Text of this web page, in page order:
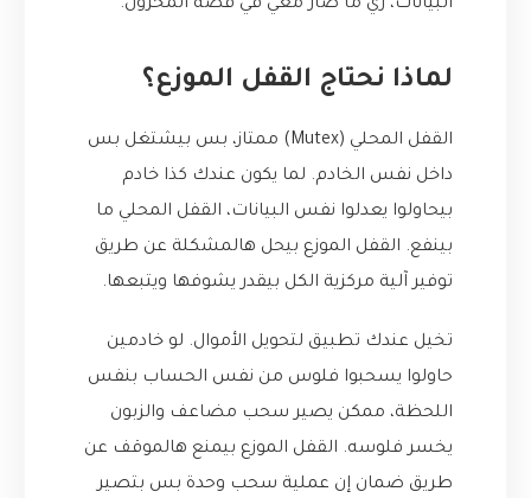
البيانات، زي ما صار معي في قصة المخزون.
لماذا نحتاج القفل الموزع؟
القفل المحلي (Mutex) ممتاز، بس بيشتغل بس
داخل نفس الخادم. لما يكون عندك كذا خادم
بيحاولوا يعدلوا نفس البيانات، القفل المحلي ما
بينفع. القفل الموزع بيحل هالمشكلة عن طريق
توفير آلية مركزية الكل بيقدر يشوفها ويتبعها.
تخيل عندك تطبيق لتحويل الأموال. لو خادمين
حاولوا يسحبوا فلوس من نفس الحساب بنفس
اللحظة، ممكن يصير سحب مضاعف والزبون
يخسر فلوسه. القفل الموزع بيمنع هالموقف عن
طريق ضمان إن عملية سحب وحدة بس بتصير